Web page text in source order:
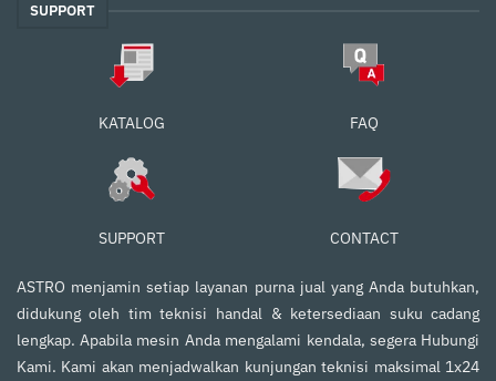
SUPPORT
KATALOG FAQ
SUPPORT CONTACT
ASTRO menjamin setiap layanan purna jual yang Anda butuhkan,
didukung oleh tim teknisi handal & ketersediaan suku cadang
lengkap. Apabila mesin Anda mengalami kendala, segera Hubungi
Kami. Kami akan menjadwalkan kunjungan teknisi maksimal 1x24